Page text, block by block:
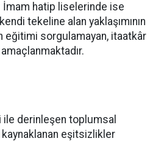
İmam hatip liselerinde ise
tekeline alan yaklaşımının
eğitimi sorgulamayan, itaatkâr
derinleşen toplumsal
kaynaklanan eşitsizlikler